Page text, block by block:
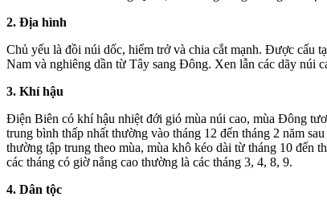
2. Địa hình
Chủ yếu là đồi núi dốc, hiểm trở và chia cắt mạnh. Được cấu
Nam và nghiêng dần từ Tây sang Đông. Xen lẫn các dãy núi
3. Khí hậu
Điện Biên có khí hậu nhiệt đới gió mùa núi cao, mùa Đông
trung bình thấp nhất thường vào tháng 12 đến tháng 2 năm
thường tập trung theo mùa, mùa khô kéo dài từ tháng 10 đến
các tháng có giờ nắng cao thường là các tháng 3, 4, 8, 9.
4. Dân tộc